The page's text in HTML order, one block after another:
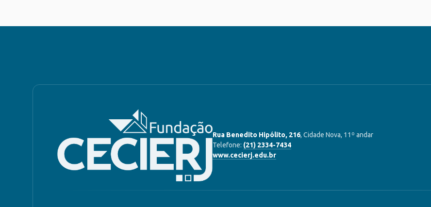
Rua Benedito Hipólito, 216, Cidade Nova, 11º andar
Telefone: (21) 2334-7434
www.cecierj.edu.br